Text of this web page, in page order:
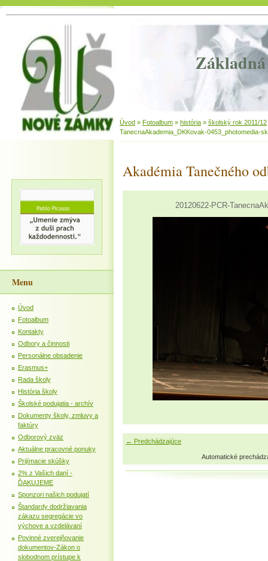
Základná
Úvod » Fotoalbum » história » školský rok 2011/12
TanecnaAkademia_DKKovak-0453_photomedia-sk
Akadémia Tanečného
20120622-PCR-
← Predchádzajúce
Automatické
Menu
Úvod
Fotoalbum
Kontakty
Odbory a činnosti
Personálne obsadenie
Erasmus+
Rada školy
História školy
Školské podujatia - archív
Dokumenty školy, zmluvy a
faktúry
Odborový zväz
Aktuálne pracovné ponuky
Prijímacie skúšky
2% z Vašich daní -
ĎAKUJEME
Sponzori našich podujatí
Štandardy dodržiavania
zákazu segregácie vo
výchove a vzdelávaní
Povinné zverejňovanie
dokumentov-Zákon o
slobodnom prístupe k